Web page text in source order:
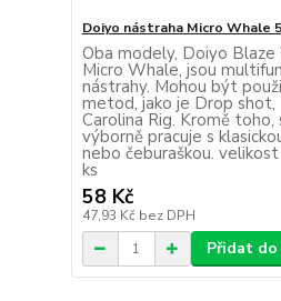
Doiyo nástraha Micro Whale
Oba modely, Doiyo Blaze
Micro Whale, jsou
nástrahy. Mohou být
metod, jako je Drop shot,
Carolina Rig. Kromě
výborně pracuje s
nebo čeburaškou.
ks
58 Kč
47,93 Kč bez DPH
Přidat do